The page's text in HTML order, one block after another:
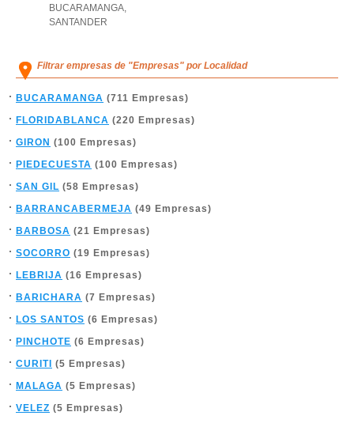
BUCARAMANGA,
SANTANDER
Filtrar empresas de "Empresas" por Localidad
BUCARAMANGA (711 Empresas)
FLORIDABLANCA (220 Empresas)
GIRON (100 Empresas)
PIEDECUESTA (100 Empresas)
SAN GIL (58 Empresas)
BARRANCABERMEJA (49 Empresas)
BARBOSA (21 Empresas)
SOCORRO (19 Empresas)
LEBRIJA (16 Empresas)
BARICHARA (7 Empresas)
LOS SANTOS (6 Empresas)
PINCHOTE (6 Empresas)
CURITI (5 Empresas)
MALAGA (5 Empresas)
VELEZ (5 Empresas)